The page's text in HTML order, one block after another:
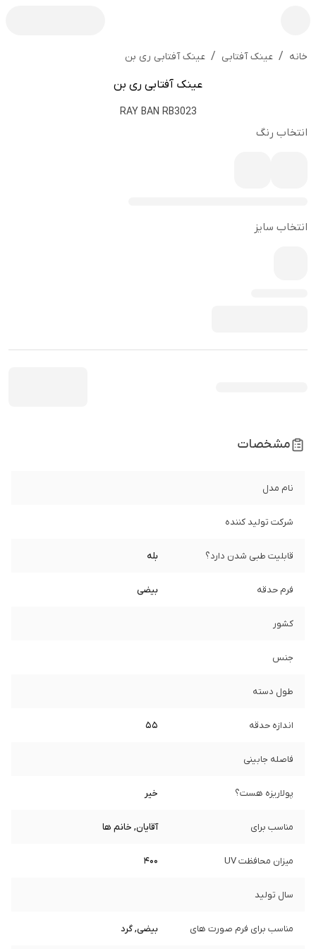
خانه / عینک آفتابی / عینک آفتابی ری بن
عینک آفتابی ری بن
RAY BAN RB3023
انتخاب رنگ
انتخاب سایز
مشخصات
نام مدل
شرکت تولید کننده
قابلیت طبی شدن دارد؟ بله
فرم حدقه بیضی
کشور
جنس
طول دسته
اندازه حدقه 55
فاصله جابینی
پولاریزه هست؟ خیر
مناسب برای آقایان, خانم ها
میزان محافظت UV 400
سال تولید
مناسب برای فرم صورت های بیضی, گرد